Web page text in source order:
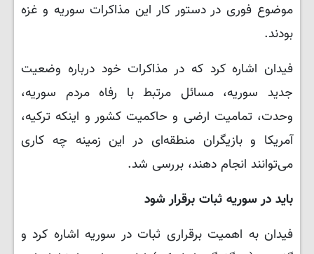
موضوع فوری در دستور کار این مذاکرات سوریه و غزه
بودند.
فیدان اشاره کرد که در مذاکرات خود درباره وضعیت
جدید سوریه، مسائل مرتبط با رفاه مردم سوریه،
وحدت، تمامیت ارضی و حاکمیت کشور و اینکه ترکیه،
آمریکا و بازیگران منطقه‌ای در این زمینه چه کاری
می‌توانند انجام دهند، بررسی شد.
باید در سوریه ثبات برقرار شود
فیدان به اهمیت برقراری ثبات در سوریه اشاره کرد و